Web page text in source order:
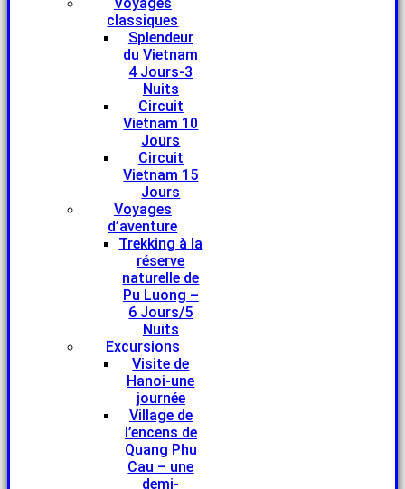
classiques
Splendeur
du Vietnam
4 Jours-3
Nuits
Circuit
Vietnam 10
Jours
Circuit
Vietnam 15
Jours
Voyages
d’aventure
Trekking à la
réserve
naturelle de
Pu Luong –
6 Jours/5
Nuits
Excursions
Visite de
Hanoi-une
journée
Village de
l’encens de
Quang Phu
Cau – une
demi-